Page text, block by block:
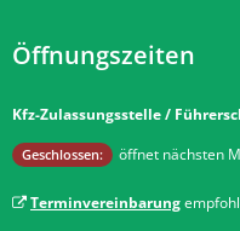
Öffnungszeiten
Kfz-Zulassungsstelle /
Klicken, um weitere Öffnungs-
Geschlossen: öffnet nächsten
Terminvereinbarung